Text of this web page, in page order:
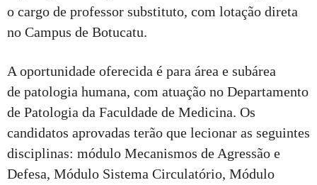
o cargo de professor substituto, com lotação direta
no Campus de Botucatu.
A oportunidade oferecida é para área e subárea
de patologia humana, com atuação no Departamento
de Patologia da Faculdade de Medicina. Os
candidatos aprovadas terão que lecionar as seguintes
disciplinas: módulo Mecanismos de Agressão e
Defesa, Módulo Sistema Circulatório, Módulo